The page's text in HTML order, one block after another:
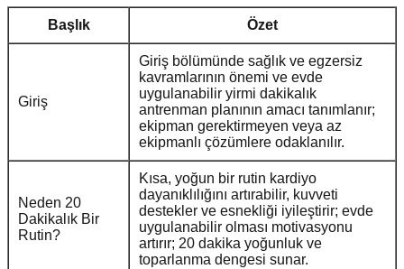
Başlık Özet
Giriş
Giriş bölümünde sağlık ve egzersiz
kavramlarının önemi ve evde
uygulanabilir yirmi dakikalık
antrenman planının amacı tanımlanır;
ekipman gerektirmeyen veya az
ekipmanlı çözümlere odaklanılır.
Neden 20
Dakikalık Bir
Rutin?
Kısa, yoğun bir rutin kardiyo
dayanıklılığını artırabilir, kuvveti
destekler ve esnekliği iyileştirir; evde
uygulanabilir olması motivasyonu
artırır; 20 dakika yoğunluk ve
toparlanma dengesi sunar.